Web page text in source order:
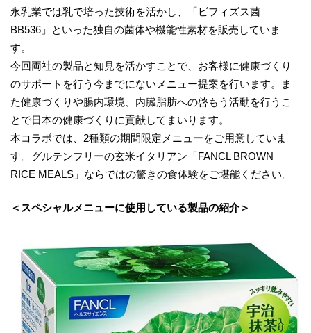
永乳業では乳で培った技術を活かし、「ビフィズス菌
BB536」といった独自の菌体や機能性素材を販売していま
す。
今回両社の製品と知見を活かすことで、お客様に健康づくり
のサポートを行う今までにないメニュー提案を行います。ま
た健康づくりや腸内環境、内臓脂肪への啓もう活動を行うこ
とで日本の健康づくりに貢献してまいります。
本コラボでは、2種類の期間限定メニューをご用意していま
す。グルテンフリーの玄米イタリアン「FANCL BROWN
RICE MEALS」ならではの驚きの食体験をご堪能ください。
＜スペシャルメニューに使用している製品の紹介＞